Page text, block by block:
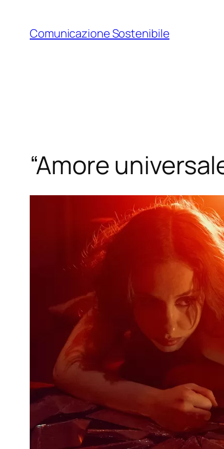
contenuto
Comunicazione Sostenibile
“Amore